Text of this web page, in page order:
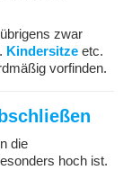
zwar
Kindersitze etc.
vorfinden.
die
hoch ist.